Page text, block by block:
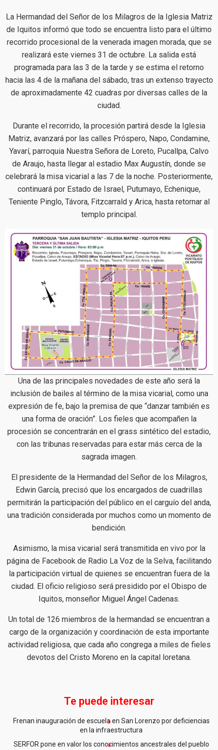
La Hermandad del Señor de los Milagros de la Iglesia Matriz
de Iquitos informó que todo se encuentra listo para el último
recorrido procesional de la venerada imagen morada, que se
realizará este viernes 31 de octubre. La salida está
programada para las 3 de la tarde y se estima el retorno
hacia las 4 de la mañana del sábado, tras un extenso trayecto
de aproximadamente 42 cuadras por diversas calles de la
ciudad.
Durante el recorrido, la procesión partirá desde la Iglesia
Matriz, avanzará por las calles Próspero, Napo, Condamine,
Yavarí, parroquia Nuestra Señora de Loreto, Pucallpa, Calvo
de Araujo, hasta llegar al estadio Max Augustín, donde se
celebrará la misa vicarial a las 7 de la noche. Posteriormente,
continuará por Estado de Israel, Putumayo, Echenique,
Teniente Pinglo, Távora, Fitzcarrald y Arica, hasta retornar al
templo principal.
Una de las principales novedades de este año será la
inclusión de bailes al término de la misa vicarial, como una
expresión de fe, bajo la premisa de que “danzar también es
una forma de oración”. Los fieles que acompañen la
procesión se concentrarán en el grass sintético del estadio,
con las tribunas reservadas para estar más cerca de la
sagrada imagen.
El presidente de la Hermandad del Señor de los Milagros,
Edwin García, precisó que los encargados de cuadrillas
permitirán la participación del público en el carguío del anda,
una tradición considerada por muchos como un momento de
bendición.
Asimismo, la misa vicarial será transmitida en vivo por la
página de Facebook de Radio La Voz de la Selva, facilitando
la participación virtual de quienes se encuentran fuera de la
ciudad. El oficio religioso será presidido por el Obispo de
Iquitos, monseñor Miguel Ángel Cadenas.
Un total de 126 miembros de la hermandad se encuentran a
cargo de la organización y coordinación de esta importante
actividad religiosa, que cada año congrega a miles de fieles
devotos del Cristo Moreno en la capital loretana.
Te puede interesar
Frenan inauguración de escuela en San Lorenzo por deficiencias
en la infraestructura
SERFOR pone en valor los conocimientos ancestrales del pueblo